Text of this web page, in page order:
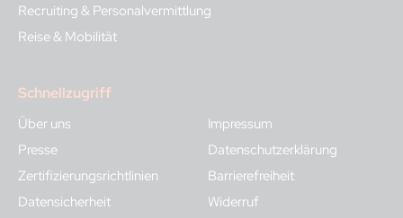
Recruiting & Personalvermittlung
Reise & Mobilität
Schnellzugriff
Über uns
Presse
Zertifizierungsrichtlinien
Datensicherheit
Impressum
Datenschutzerklärung
Barrierefreiheit
Widerruf